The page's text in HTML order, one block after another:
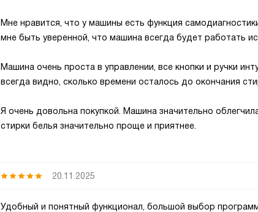
Мне нравится, что у машины есть функция
мне быть уверенной, что машина всегда будет работать
Машина очень проста в управлении, все кнопки и ручки
всегда видно, сколько времени осталось до окончания
Я очень довольна покупкой. Машина значительно
стирки белья значительно проще и приятнее.
20.11.2025
Удобный и понятный функционал, большой выбор